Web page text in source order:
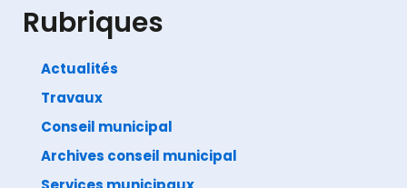
Direction de l'information légale et administrative
Rubriques
Actualités
Travaux
Conseil municipal
Archives conseil municipal